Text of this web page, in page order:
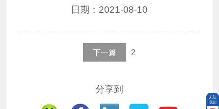
日期：2021-08-10
下一篇 2
分享到
关注
我们